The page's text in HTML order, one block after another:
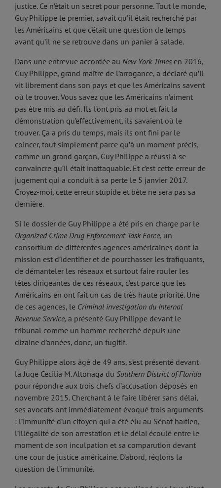
justice. Ce n’était un secret pour personne. Tout le monde,
Guy Philippe le premier, savait qu’il était recherché par
les Américains et que c’était une question de temps
avant qu’il ne se retrouve dans un panier à salade.
Dans une entrevue accordée au New York Times en 2016,
Guy Philippe, grand maître de l’arrogance, a déclaré qu’il
vit librement dans son pays et que les Américains savent
où le trouver. Vous savez que les Américains n’aiment
pas être mis au défi. Ils l’ont pris au mot et fait la
démonstration qu’effectivement, ils savaient où le
trouver. Ça a pris du temps, mais ils ont fini par le
coincer, tout simplement parce qu’à un moment précis,
comme un grand garçon, Guy Philippe a réussi à se
convaincre qu’il était inattaquable. Et c’est cette erreur de
jugement qui a conduit à sa perte le 5 janvier 2017.
Croyez-moi, cette erreur stupide et bête ne sera pas sa
dernière.
Si le dossier de Guy Philippe a été pris en charge par le
Organized Crime Drug Enforcement Task Force, un
consortium de différentes agences américaines dont la
mission est d’identifier et de pourchasser les trafiquants,
de démanteler les réseaux et surtout faire rouler les
têtes dirigeantes de ces réseaux, c’est parce que les
Américains en ont fait un cas de très haute priorité. Une
de ces agences, le Criminal investigation du Internal
Revenue Service, a présenté Guy Philippe devant le
tribunal comme un homme recherché depuis une
dizaine d’années, donc, un fugitif.
Guy Philippe alors âgé de 49 ans, s’est présenté devant
la Juge Cecilia M. Altonaga du Southern District of Florida
pour répondre aux trois chefs d’accusation déposés en
novembre 2015. Cherchant à le faire libérer sans délai,
ses avocats ont immédiatement évoqué trois arguments
: l’immunité d’un citoyen qui a été élu au Sénat haïtien,
l’illégalité de son arrestation et le délai écoulé entre le
moment de son inculpation et sa comparution devant
une cour de justice américaine. D’abord, réglons la
question de l’immunité.